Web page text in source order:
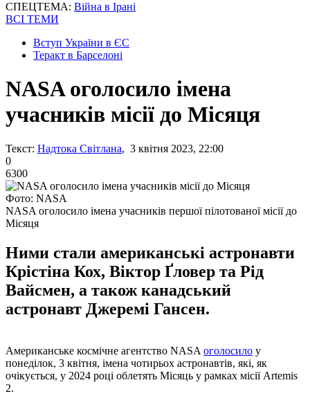
СПЕЦТЕМА: Війна в Ірані
ВСІ ТЕМИ
Вступ України в ЄС
Теракт в Барселоні
NASA оголосило імена
учасників місії до Місяця
Текст: Надтока Світлана, 3 квітня 2023, 22:00
0
6300
Фото: NASA
NASA оголосило імена учасників першої пілотованої місії до
Місяця
Ними стали американські астронавти
Крістіна Кох, Віктор Ґловер та Рід
Вайсмен, а також канадський
астронавт Джеремі Гансен.
Американське космічне агентство NASA оголосило у
понеділок, 3 квітня, імена чотирьох астронавтів, які, як
очікується, у 2024 році облетять Місяць у рамках місії Artemis
2.